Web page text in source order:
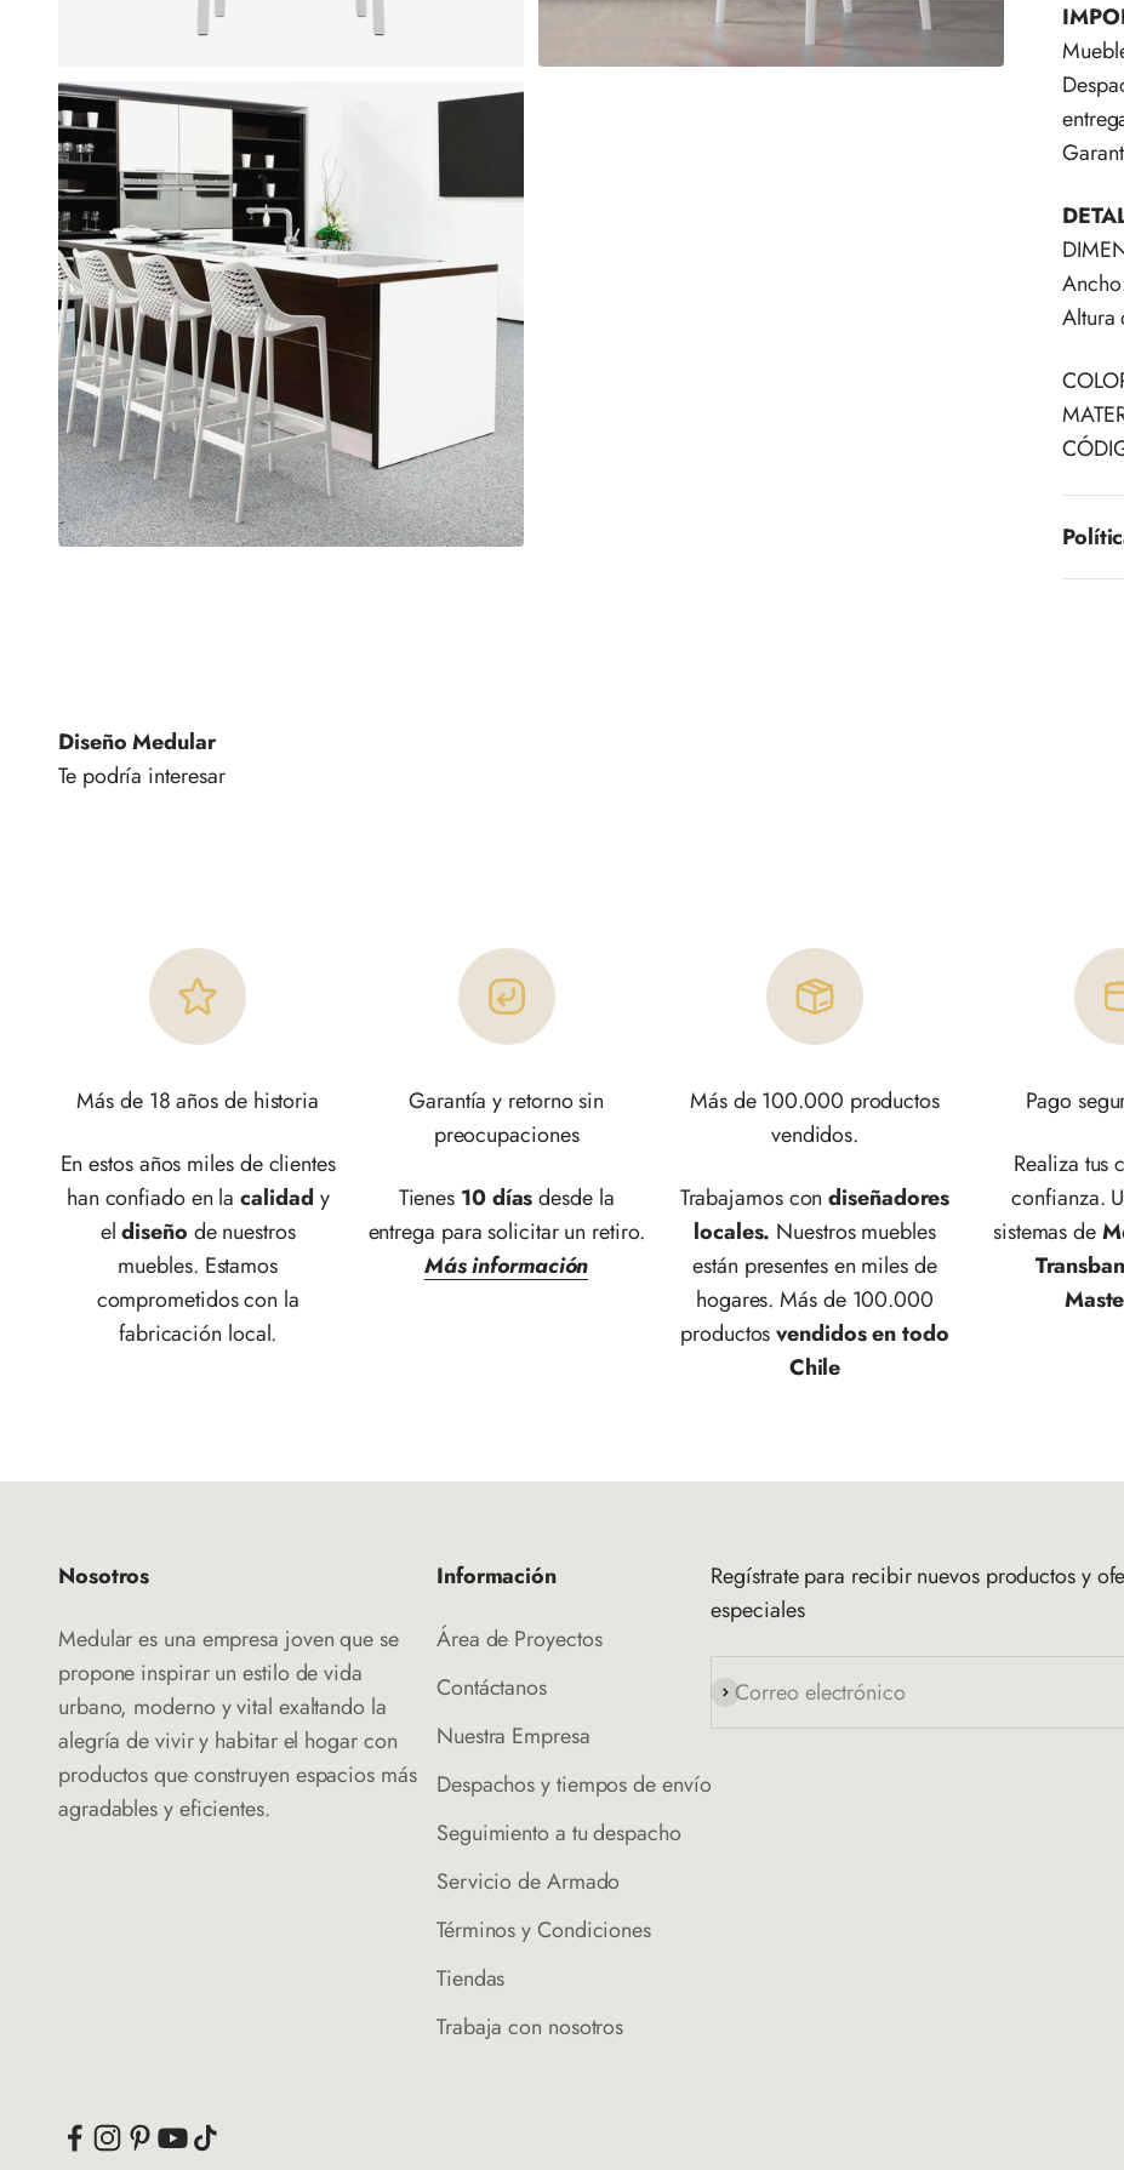
Altura
Diseño Medular
Más de 18 años de historia
En estos años miles de clientes
han confiado en lacalidad y
eldiseño de nuestros
muebles. Estamos
comprometidos con la
fabricación local.
Garantía y retorno sin
preocupaciones
Tienes 10 díasdesde la
entrega para solicitar un retiro.
Más información
Más de 100.000 productos
vendidos.
Trabajamos condiseñadores
locales. Nuestros muebles
están presentes en miles de
hogares. Más de 100.000
productosvendidos en todo
Chile
Pago
Realiza tus
confianza.
sistemas de
Nosotros
Medular es una empresa joven que se
propone inspirar un estilo de vida
urbano, moderno y vital exaltando la
alegría de vivir y habitar el hogar con
productos que construyen espacios más
agradables y eficientes.
Información
Área de Proyectos
Contáctanos
Nuestra Empresa
Despachos y tiempos de envío
Seguimiento a tu despacho
Servicio de Armado
Términos y Condiciones
Tiendas
Trabaja con nosotros
Regístrate para recibir nuevos productos y
especiales
Correo electrónico
Suscribirse